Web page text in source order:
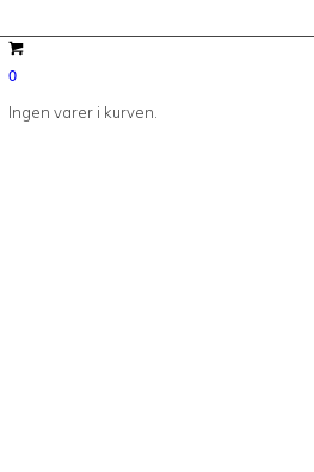
0
Ingen varer i kurven.